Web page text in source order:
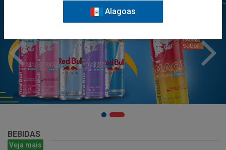
BEBIDAS
Veja mais
Alagoas